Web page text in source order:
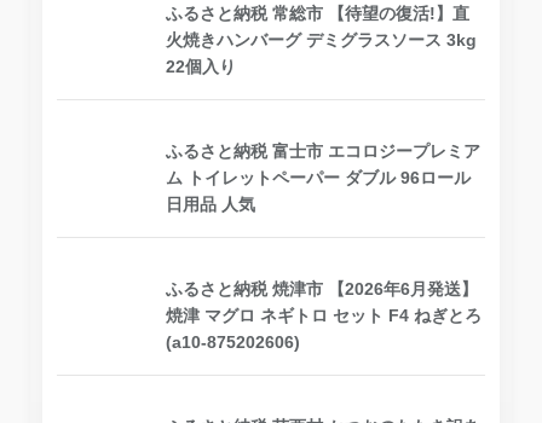
ふるさと納税 常総市 【待望の復活!】直
火焼きハンバーグ デミグラスソース 3kg
22個入り
ふるさと納税 富士市 エコロジープレミア
ム トイレットペーパー ダブル 96ロール
日用品 人気
ふるさと納税 焼津市 【2026年6月発送】
焼津 マグロ ネギトロ セット F4 ねぎとろ
(a10-875202606)